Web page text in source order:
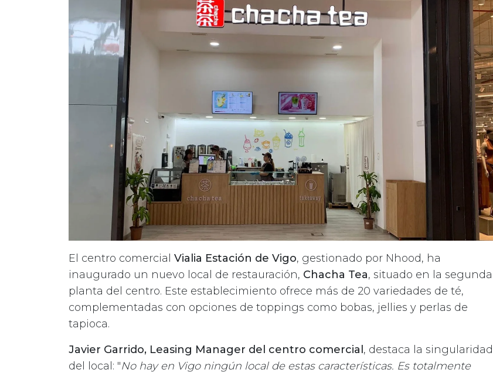
El centro comercial Vialia Estación de Vigo, gestionado por Nhood, ha
inaugurado un nuevo local de restauración, Chacha Tea, situado en la segunda
planta del centro. Este establecimiento ofrece más de 20 variedades de té,
complementadas con opciones de toppings como bobas, jellies y perlas de
tapioca.
Javier Garrido, Leasing Manager del centro comercial , destaca la singularidad
del local: "No hay en Vigo ningún local de estas características. Es totalmente